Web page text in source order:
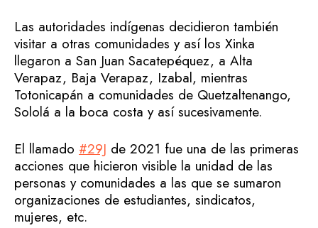
Las autoridades indígenas decidieron también
visitar a otras comunidades y así los Xinka
llegaron a San Juan Sacatepéquez, a Alta
Verapaz, Baja Verapaz, Izabal, mientras
Totonicapán a comunidades de Quetzaltenango,
Sololá a la boca costa y así sucesivamente.
El llamado #29J de 2021 fue una de las primeras
acciones que hicieron visible la unidad de las
personas y comunidades a las que se sumaron
organizaciones de estudiantes, sindicatos,
mujeres, etc.